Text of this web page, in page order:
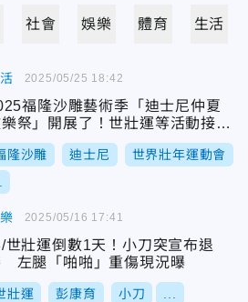
社會 娛樂 體育 生活
福隆沙雕藝術季「迪士尼仲夏
祭」開展了！世壯運等活動接力
跑
隆沙雕 迪士尼 世界壯年運動會
2025/05/25 18:42
世壯運倒數1天！小刀突宣布退
左腿「啪啪」重傷現況曝
壯運 彭康育 小刀
2025/05/16 17:41